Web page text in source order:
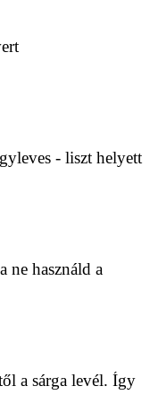
- liszt helyett
ne használd a
a sárga levél. Így